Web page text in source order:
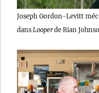
Joseph Gordon-Levitt
dans Looperde Rian